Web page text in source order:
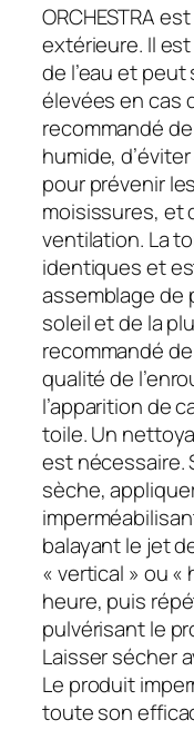
ORCHESTRA
extérieure. Il
de l’eau et
élevées en cas
recommandé
humide,
pour prévenir
moisissures, et
ventilation. La
identiques et
assemblage de
soleil et de la
recommandé
qualité de
l’apparition de
toile. Un
est nécessaire.
sèche,
balayant le jet
« vertical » ou «
heure, puis
pulvérisant le
Laisser sécher
Le produit
toute son